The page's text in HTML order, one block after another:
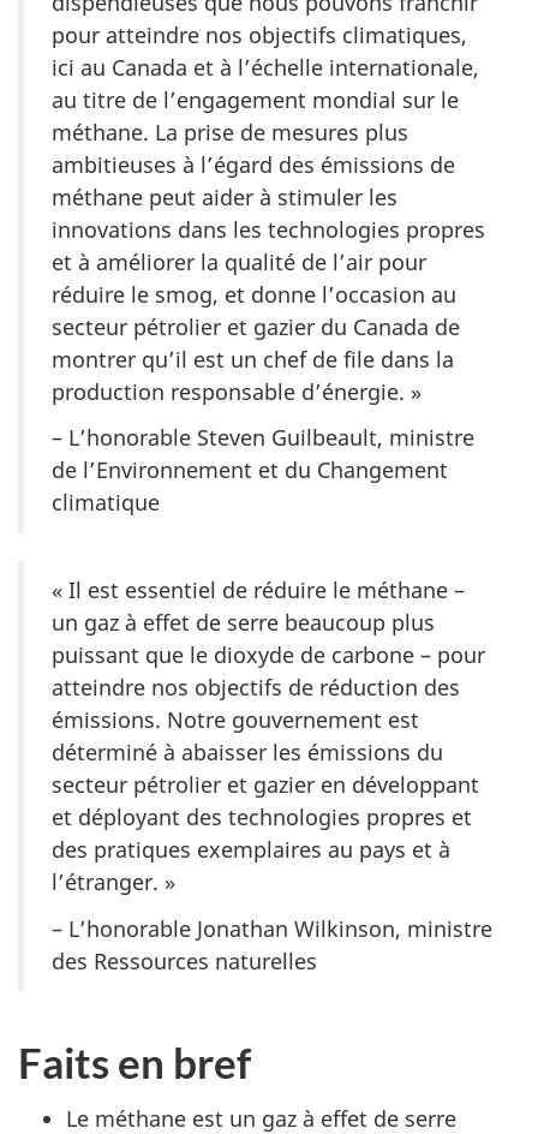
pour atteindre nos objectifs climatiques,
ici au Canada et à l’échelle internationale,
au titre de l’engagement mondial sur le
méthane. La prise de mesures plus
ambitieuses à l’égard des émissions de
méthane peut aider à stimuler les
innovations dans les technologies propres
et à améliorer la qualité de l’air pour
réduire le smog, et donne l’occasion au
secteur pétrolier et gazier du Canada de
montrer qu’il est un chef de file dans la
production responsable d’énergie. »
– L’honorable Steven Guilbeault, ministre
de l’Environnement et du Changement
climatique
« Il est essentiel de réduire le méthane –
un gaz à effet de serre beaucoup plus
puissant que le dioxyde de carbone – pour
atteindre nos objectifs de réduction des
émissions. Notre gouvernement est
déterminé à abaisser les émissions du
secteur pétrolier et gazier en développant
et déployant des technologies propres et
des pratiques exemplaires au pays et à
l’étranger. »
– L’honorable Jonathan Wilkinson, ministre
des Ressources naturelles
Faits en bref
Le méthane est un gaz à effet de serre